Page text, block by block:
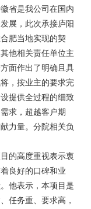
省是我公司在国内
展，此次承接庐阳
肥当地实现的契
他相关责任单位主
面作出了明确且具
，按业主的要求完
提供全过程的细致
求，超越客户期
力量。分院相关负
的高度重视表示衷
良好的口碑和业
他表示，本项目是
任务重、要求高，